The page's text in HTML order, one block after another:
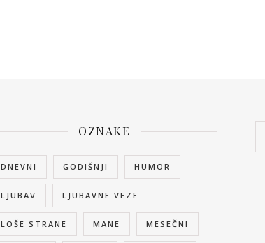
OZNAKE
DNEVNI GODIŠNJI HUMOR
LJUBAV LJUBAVNE VEZE
LOŠE STRANE MANE MESEČNI